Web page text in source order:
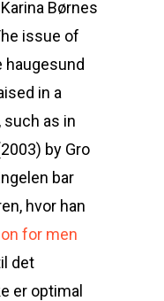
Børnes
issue of
haugesund
in a
as in
by Gro
bar
hvor han
for men
det
er optimal